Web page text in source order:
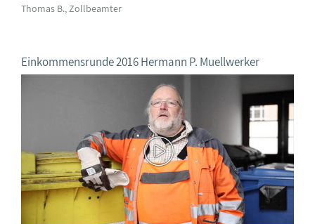
Thomas B., Zollbeamter
Einkommensrunde 2016 Hermann P. Muellwerker